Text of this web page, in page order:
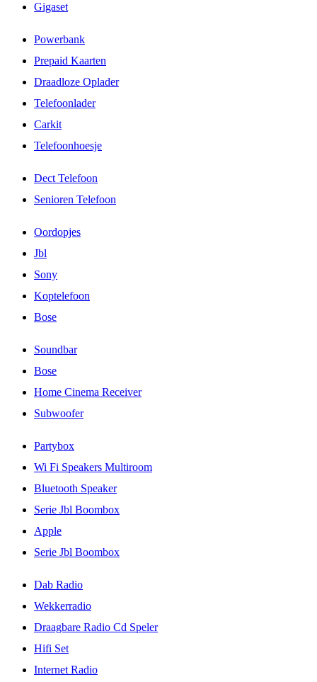
Gigaset
Powerbank
Prepaid Kaarten
Draadloze Oplader
Telefoonlader
Carkit
Telefoonhoesje
Dect Telefoon
Senioren Telefoon
Oordopjes
Jbl
Sony
Koptelefoon
Bose
Soundbar
Bose
Home Cinema Receiver
Subwoofer
Partybox
Wi Fi Speakers Multiroom
Bluetooth Speaker
Serie Jbl Boombox
Apple
Serie Jbl Boombox
Dab Radio
Wekkerradio
Draagbare Radio Cd Speler
Hifi Set
Internet Radio